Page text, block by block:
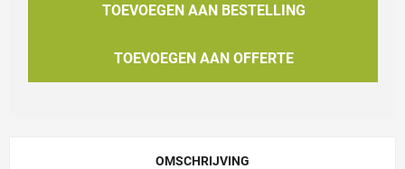
TOEVOEGEN AAN BESTELLING
TOEVOEGEN AAN OFFERTE
OMSCHRIJVING